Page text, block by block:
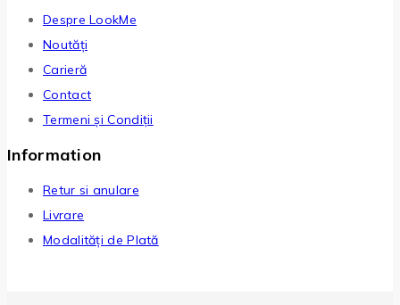
Despre LookMe
Noutăți
Carieră
Contact
Termeni și Condiții
Information
Retur si anulare
Livrare
Modalități de Plată